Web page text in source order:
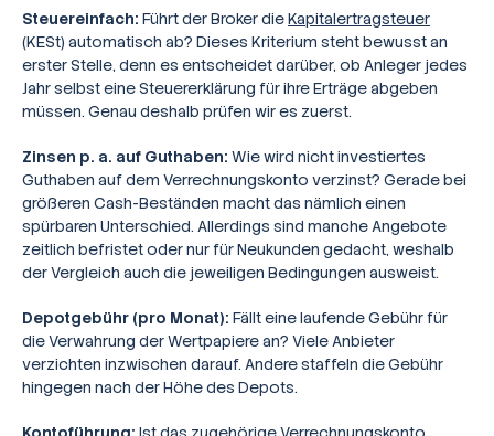
Steuereinfach: Führt der Broker dieKapitalertragsteuer
(KESt) automatisch ab? Dieses Kriterium steht bewusst an
erster Stelle, denn es entscheidet darüber, ob Anleger jedes
Jahr selbst eine Steuererklärung für ihre Erträge abgeben
müssen. Genau deshalb prüfen wir es zuerst.
Zinsen p. a. auf Guthaben: Wie wird nicht investiertes
Guthaben auf dem Verrechnungskonto verzinst? Gerade bei
größeren Cash-Beständen macht das nämlich einen
spürbaren Unterschied. Allerdings sind manche Angebote
zeitlich befristet oder nur für Neukunden gedacht, weshalb
der Vergleich auch die jeweiligen Bedingungen ausweist.
Depotgebühr (pro Monat): Fällt eine laufende Gebühr für
die Verwahrung der Wertpapiere an? Viele Anbieter
verzichten inzwischen darauf. Andere staffeln die Gebühr
hingegen nach der Höhe des Depots.